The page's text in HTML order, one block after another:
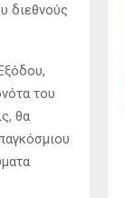
διεθνούς
του
θα